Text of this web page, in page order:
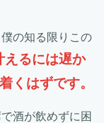
の知る限りこの
えるには遅か
くはずです。
酒が飲めずに困